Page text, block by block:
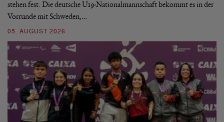
stehen fest. Die deutsche U19-Nationalmannschaft bekommt es in der
Vorrunde mit Schweden,…
05. AUGUST 2026